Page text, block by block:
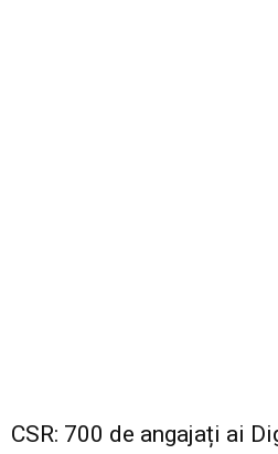
CSR: 700 de angajați ai